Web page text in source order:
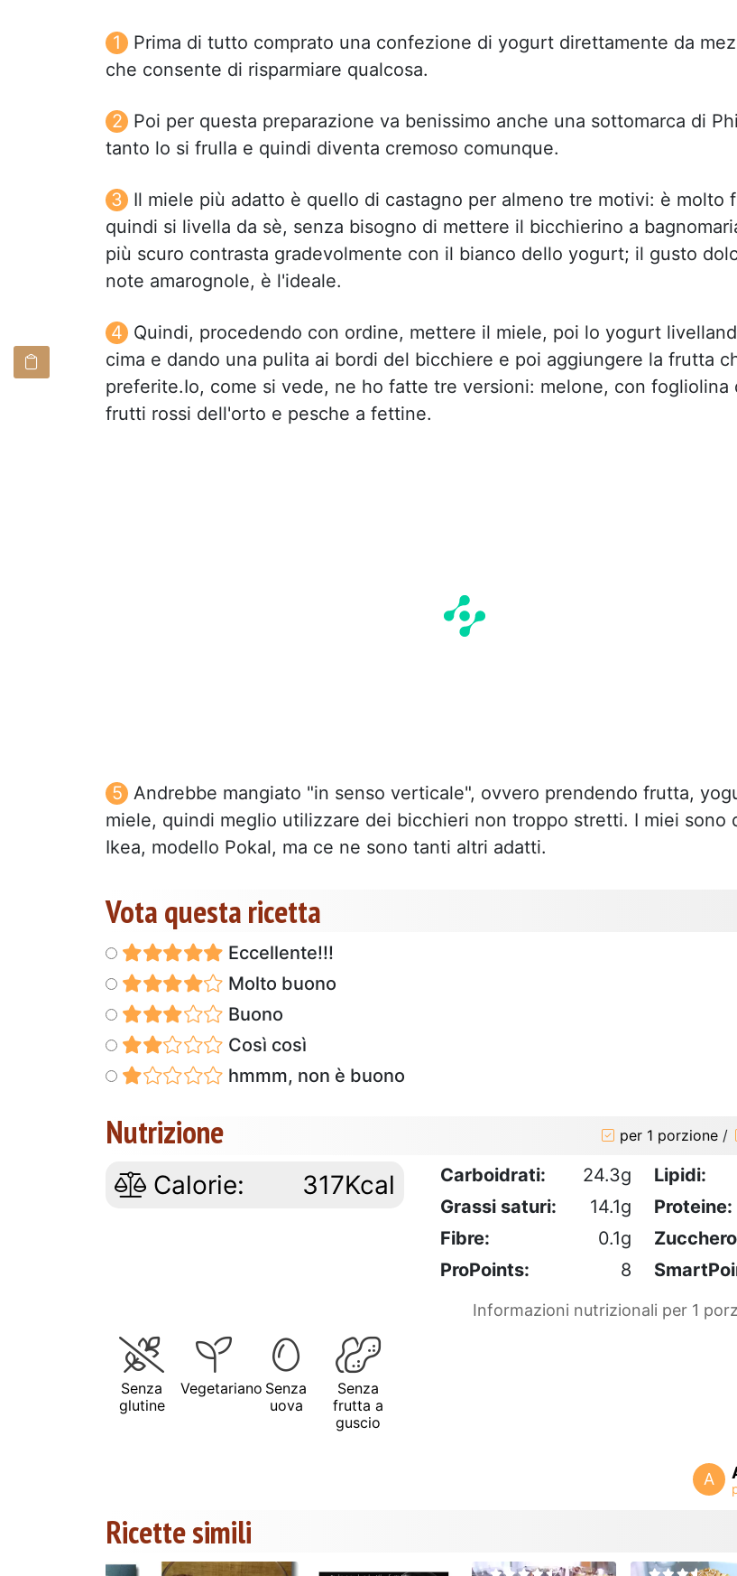
Prima di tutto comprato una confezione di yogurt direttamente da
che consente di risparmiare qualcosa.
Poi per questa preparazione va benissimo anche una sottomarca di
tanto lo si frulla e quindi diventa cremoso comunque.
Il miele più adatto è quello di castagno per almeno tre motivi: è molto
quindi si livella da sè, senza bisogno di mettere il bicchierino a
più scuro contrasta gradevolmente con il bianco dello yogurt; il gusto
note amarognole, è l'ideale.
Quindi, procedendo con ordine, mettere il miele, poi lo yogurt
cima e dando una pulita ai bordi del bicchiere e poi aggiungere la frutta
preferite.Io, come si vede, ne ho fatte tre versioni: melone, con fogliolina
frutti rossi dell'orto e pesche a fettine.
Andrebbe mangiato "in senso verticale", ovvero prendendo frutta,
miele, quindi meglio utilizzare dei bicchieri non troppo stretti. I miei sono
Ikea, modello Pokal, ma ce ne sono tanti altri adatti.
Vota questa ricetta
Eccellente!!!
Molto buono
Buono
Così così
hmmm, non è buono
Nutrizione per 1 porzione /
Calorie: 317Kcal Carboidrati: 24.3g Lipidi:
Grassi saturi:
14.1g Proteine:
Fibre:
0.1g
ProPoints:
8
Informazioni nutrizionali per 1
Senza
glutine
Vegetariano Senza
uova
Senza
frutta a
guscio
A
Ricette simili